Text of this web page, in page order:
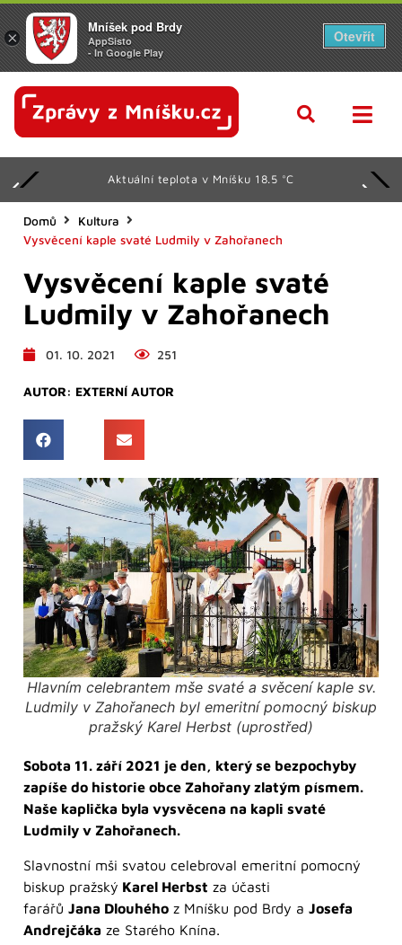
Aktuální teplota v Mníšku 18.5 °C
Domů
Kultura
Vysvěcení kaple svaté Ludmily v Zahořanech
Vysvěcení kaple svaté
Ludmily v Zahořanech
01. 10. 2021 251
AUTOR: EXTERNÍ AUTOR
Hlavním celebrantem mše svaté a svěcení kaple sv.
Ludmily v Zahořanech byl emeritní pomocný biskup
pražský Karel Herbst (uprostřed)
Sobota 11. září 2021 je den, který se bezpochyby
zapíše do historie obce Zahořany zlatým písmem.
Naše kaplička byla vysvěcena na kapli svaté
Ludmily v Zahořanech.
Slavnostní mši svatou celebroval emeritní pomocný
biskup pražský Karel Herbst za účasti
farářů Jana Dlouhého z Mníšku pod Brdy a Josefa
Andrejčáka ze Starého Knína.
×
Mníšek pod Brdy
AppSisto
- In Google Play
Otevřít